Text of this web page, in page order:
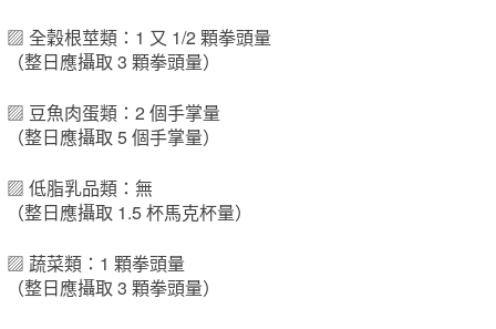
▨ 全穀根莖類：1 又 1/2 顆拳頭量
（整日應攝取 3 顆拳頭量）
▨ 豆魚肉蛋類：2 個手掌量
（整日應攝取 5 個手掌量）
▨ 低脂乳品類：無
（整日應攝取 1.5 杯馬克杯量）
▨ 蔬菜類：1 顆拳頭量
（整日應攝取 3 顆拳頭量）